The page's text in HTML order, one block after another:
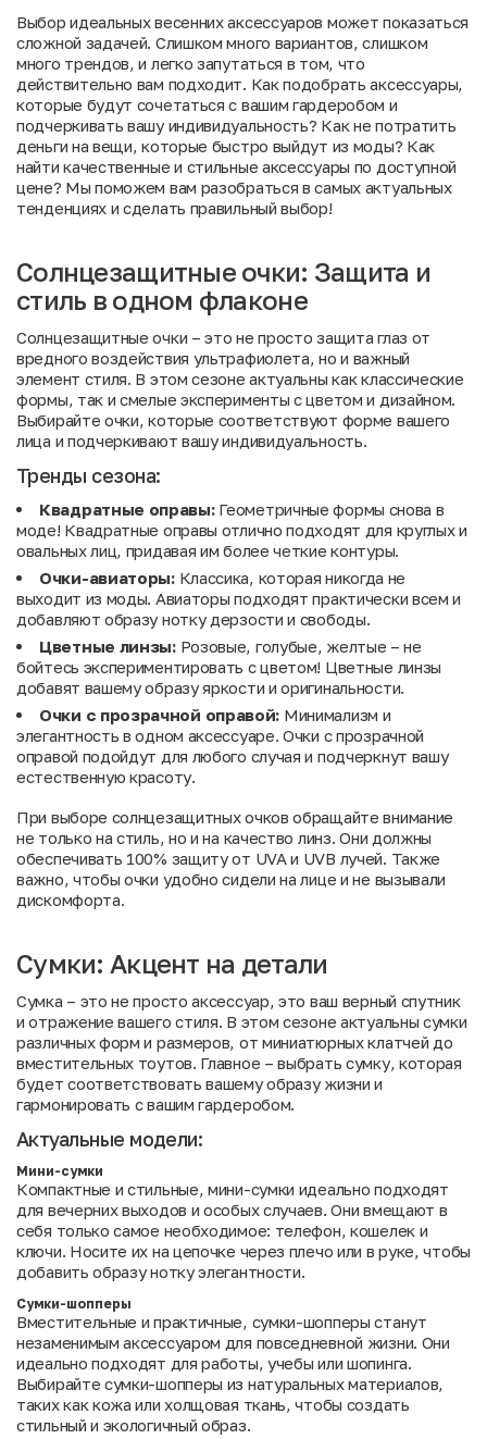
Выбор идеальных весенних аксессуаров может показаться
сложной задачей. Слишком много вариантов, слишком
много трендов, и легко запутаться в том, что
действительно вам подходит. Как подобрать аксессуары,
которые будут сочетаться с вашим гардеробом и
подчеркивать вашу индивидуальность? Как не потратить
деньги на вещи, которые быстро выйдут из моды? Как
найти качественные и стильные аксессуары по доступной
цене? Мы поможем вам разобраться в самых актуальных
тенденциях и сделать правильный выбор!
Солнцезащитные очки: Защита и
стиль в одном флаконе
Солнцезащитные очки – это не просто защита глаз от
вредного воздействия ультрафиолета, но и важный
элемент стиля. В этом сезоне актуальны как классические
формы, так и смелые эксперименты с цветом и дизайном.
Выбирайте очки, которые соответствуют форме вашего
лица и подчеркивают вашу индивидуальность.
Тренды сезона:
Квадратные оправы:Геометричные формы снова в
моде! Квадратные оправы отлично подходят для круглых и
овальных лиц, придавая им более четкие контуры.
Очки-авиаторы:Классика, которая никогда не
выходит из моды. Авиаторы подходят практически всем и
добавляют образу нотку дерзости и свободы.
Цветные линзы:Розовые, голубые, желтые – не
бойтесь экспериментировать с цветом! Цветные линзы
добавят вашему образу яркости и оригинальности.
Очки с прозрачной оправой: Минимализм и
элегантность в одном аксессуаре. Очки с прозрачной
оправой подойдут для любого случая и подчеркнут вашу
естественную красоту.
При выборе солнцезащитных очков обращайте внимание
не только на стиль, но и на качество линз. Они должны
обеспечивать 100% защиту от UVA и UVB лучей. Также
важно, чтобы очки удобно сидели на лице и не вызывали
дискомфорта.
Сумки: Акцент на детали
Сумка – это не просто аксессуар, это ваш верный спутник
и отражение вашего стиля. В этом сезоне актуальны сумки
различных форм и размеров, от миниатюрных клатчей до
вместительных тоутов. Главное – выбрать сумку, которая
будет соответствовать вашему образу жизни и
гармонировать с вашим гардеробом.
Актуальные модели:
Мини-сумки
Компактные и стильные, мини-сумки идеально подходят
для вечерних выходов и особых случаев. Они вмещают в
себя только самое необходимое: телефон, кошелек и
ключи. Носите их на цепочке через плечо или в руке, чтобы
добавить образу нотку элегантности.
Сумки-шопперы
Вместительные и практичные, сумки-шопперы станут
незаменимым аксессуаром для повседневной жизни. Они
идеально подходят для работы, учебы или шопинга.
Выбирайте сумки-шопперы из натуральных материалов,
таких как кожа или холщовая ткань, чтобы создать
стильный и экологичный образ.